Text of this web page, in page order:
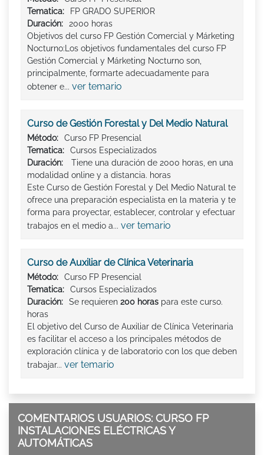
Tematica:
FP GRADO SUPERIOR
Duración:
2000 horas
Objetivos del curso FP Gestión Comercial y Márketing
Nocturno:Los objetivos fundamentales del curso FP
Gestión Comercial y Márketing Nocturno son,
principalmente, formarte adecuadamente para
obtener e... ver temario
Curso de Gestión Forestal y Del Medio Natural
Método:
Curso FP Presencial
Tematica:
Cursos Especializados
Duración:
Tiene una duración de 2000 horas, en una
modalidad online y a distancia. horas
Este Curso de Gestión Forestal y Del Medio Natural te
ofrece una preparación especialista en la materia y te
forma para proyectar, establecer, controlar y efectuar
trabajos en el medio a... ver temario
Curso de Auxiliar de Clínica Veterinaria
Método:
Curso FP Presencial
Tematica:
Cursos Especializados
Duración:
Se requieren 200 horas para este curso.
horas
El objetivo del Curso de Auxiliar de Clínica Veterinaria
es facilitar el acceso a los principales métodos de
exploración clínica y de laboratorio con los que deben
trabajar... ver temario
COMENTARIOS USUARIOS: CURSO FP
INSTALACIONES ELÉCTRICAS Y
AUTOMÁTICAS